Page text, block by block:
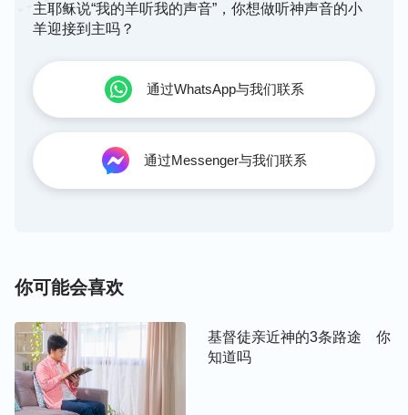
看神话语的揭示，自己更感觉蒙羞了，回想自己的所
思所想，看到我只注重活在人前，在乎人对我的看法
如何，却不注重神的要求，不注重实行神的话。神是
公义圣洁的，鉴察我的心思意念，针对我的败坏，神
安排这样的环境来洁净我，使我能认识自己里面不对
的存心，从而能去扭转。虽然神的显明让我无地自
容，但我能切实感受到神的良苦用心，神是为了洁净
主耶稣说“我的羊听我的声音”，你想做听神声音的小
羊迎接到主吗？
通过WhatsApp与我们联系
通过Messenger与我们联系
你可能会喜欢
基督徒亲近神的3条路途 你
知道吗